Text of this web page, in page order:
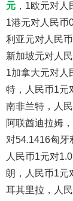
元 ，1欧元对
1港元对人民币
利亚元对人民
新加坡元对人
1加拿大元对人
特，人民币1元
南非兰特，人
阿联酋迪拉姆
对54.1416匈牙
人民币1元对
朗，人民币1元
耳其里拉，人